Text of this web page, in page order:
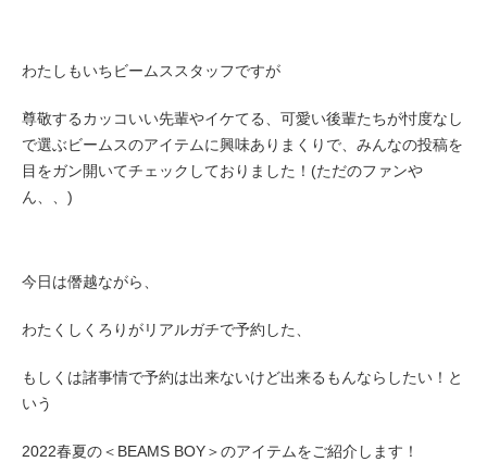
わたしもいちビームススタッフですが
尊敬するカッコいい先輩やイケてる、可愛い後輩たちが忖度なし
で選ぶビームスのアイテムに興味ありまくりで、みんなの投稿を
目をガン開いてチェックしておりました！(ただのファンや
ん、、)
今日は僭越ながら、
わたくしくろりがリアルガチで予約した、
もしくは諸事情で予約は出来ないけど出来るもんならしたい！と
いう
2022春夏の＜BEAMS BOY＞のアイテムをご紹介します！